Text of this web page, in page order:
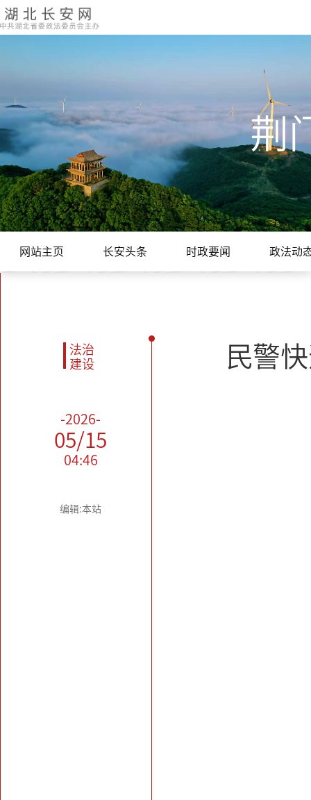
荆
网站主页 长安头条 时政要闻 政法动
法治
建设
-2026-
05/15
04:46
编辑:本站
民警